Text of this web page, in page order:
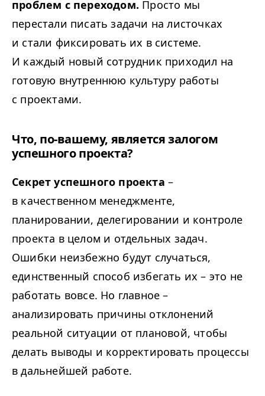
проблем с переходом. Просто мы
перестали писать задачи на листочках
и стали фиксировать их в системе.
И каждый новый сотрудник приходил на
готовую внутреннюю культуру работы
с проектами.
Что, по-вашему, является залогом
успешного проекта?
Секрет успешного проекта –
в качественном менеджменте,
планировании, делегировании и контроле
проекта в целом и отдельных задач.
Ошибки неизбежно будут случаться,
единственный способ избегать их – это не
работать вовсе. Но главное –
анализировать причины отклонений
реальной ситуации от плановой, чтобы
делать выводы и корректировать процессы
в дальнейшей работе.